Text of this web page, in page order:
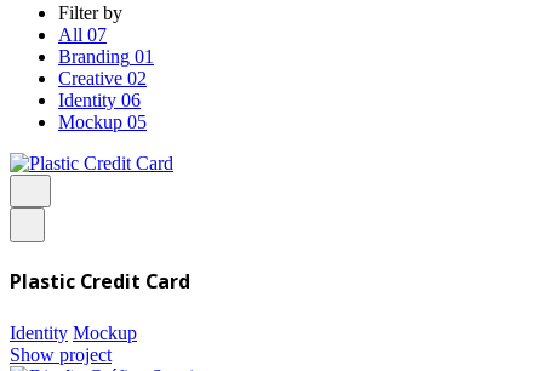
Filter by
All 07
Branding 01
Creative 02
Identity 06
Mockup 05
Plastic Credit Card
Identity Mockup
Show project